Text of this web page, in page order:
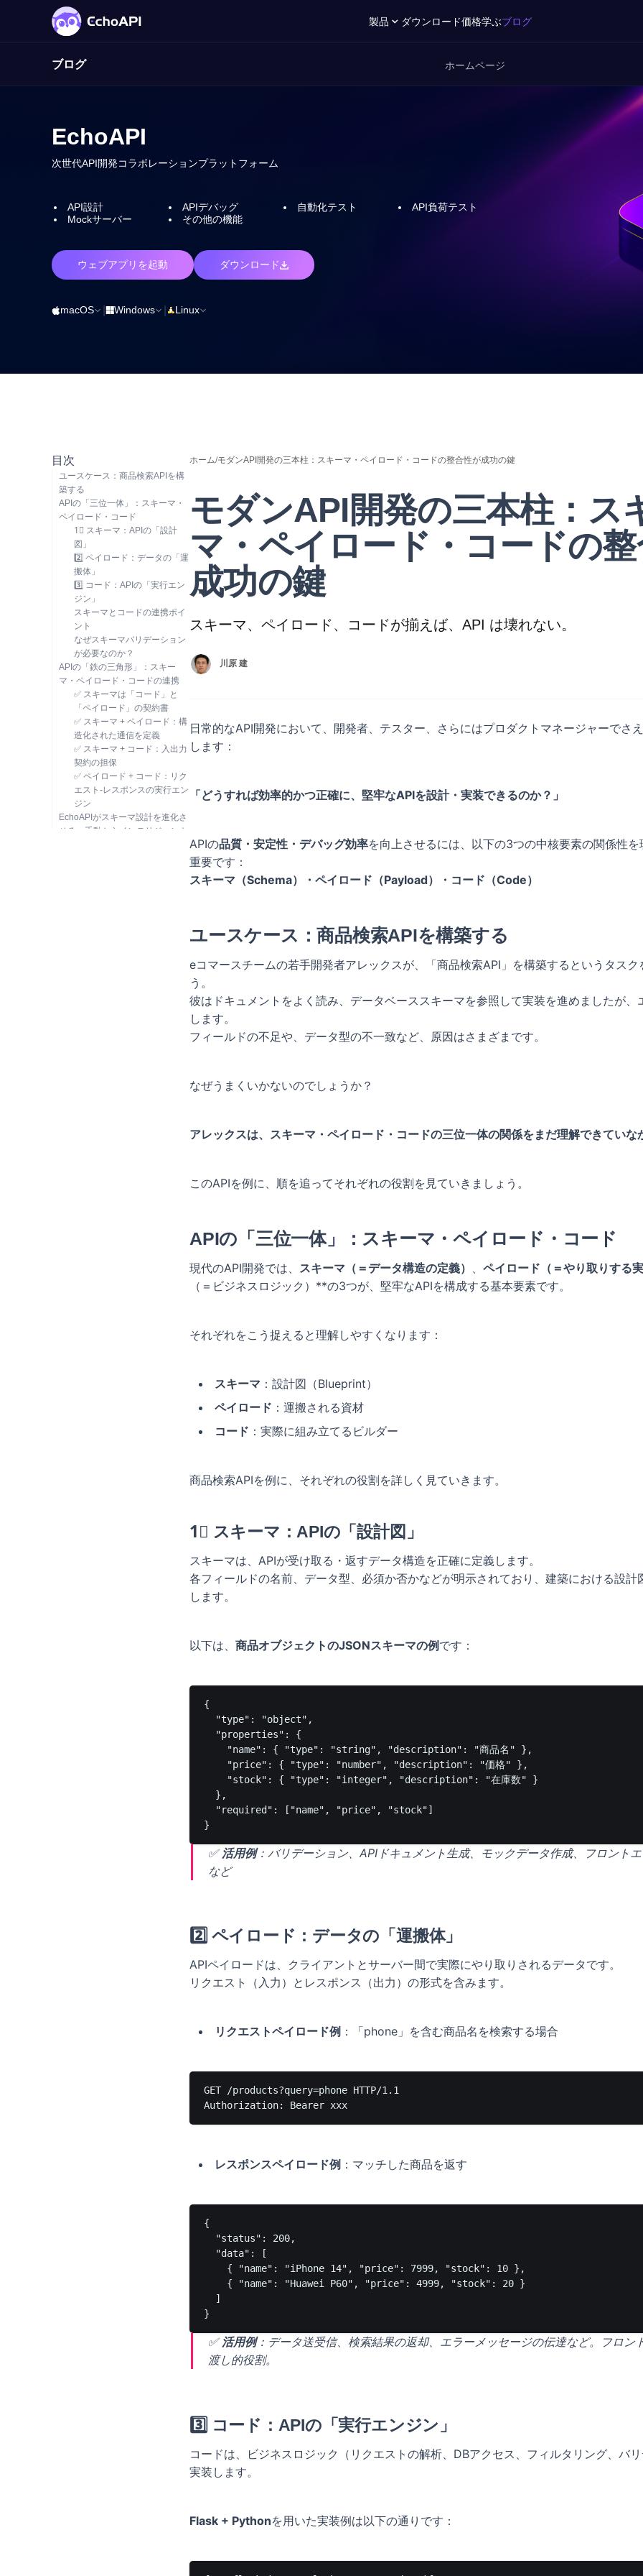
製品 ダウンロード価格学ぶブログ
ブログ ホームページ
EchoAPI
次世代API開発コラボレーションプラットフォーム
API設計 APIデバッグ 自動化テスト
API負荷テスト
Mockサーバー
その他の機能
ウェブアプリを起動 ダウンロード
macOS Windows Linux
目次
ユースケース：商品検索APIを構
築する
APIの「三位一体」：スキーマ・
ペイロード・コード
1⃣️ スキーマ：APIの「設計
図」
2️⃣ ペイロード：データの「運
搬体」
3️⃣ コード：APIの「実行エン
ジン」
スキーマとコードの連携ポイ
ント
なぜスキーマバリデーション
が必要なのか？
APIの「鉄の三角形」：スキー
マ・ペイロード・コードの連携
✅ スキーマは「コード」と
「ペイロード」の契約書
✅ スキーマ + ペイロード：構
造化された通信を定義
✅ スキーマ + コード：入出力
契約の担保
✅ ペイロード + コード：リク
エスト-レスポンスの実行エン
ジン
EchoAPIがスキーマ設計を進化さ
せる：手動からインテリジェント
ホーム/モダンAPI開発の三本柱：スキーマ・ペイロード・コードの整合性が成功の鍵
モダンAPI開発の三本柱：ス
マ・ペイロード・コードの
成功の鍵
スキーマ、ペイロード、コードが揃えば、API は壊れない。
川原 建
日常的なAPI開発において、開発者、テスター、さらにはプロダクトマネージャーでさ
します：
「どうすれば効率的かつ正確に、堅牢なAPIを設計・実装できるのか？」
APIの品質・安定性・デバッグ効率を向上させるには、以下の3つの中核要素の関係性
重要です：
スキーマ（Schema）・ペイロード（Payload）・コード（Code）
ユースケース：商品検索APIを構築する
eコマースチームの若手開発者アレックスが、「商品検索API」を構築するというタスク
う。
彼はドキュメントをよく読み、データベーススキーマを参照して実装を進めましたが、
します。
フィールドの不足や、データ型の不一致など、原因はさまざまです。
なぜうまくいかないのでしょうか？
アレックスは、スキーマ・ペイロード・コードの三位一体の関係をまだ理解できていな
このAPIを例に、順を追ってそれぞれの役割を見ていきましょう。
APIの「三位一体」：スキーマ・ペイロード・コード
現代のAPI開発では、 スキーマ（＝データ構造の定義） ペイロード（＝やり取りする実
（＝ビジネスロジック）**の3つが、堅牢なAPIを構成する基本要素です。
それぞれをこう捉えると理解しやすくなります：
スキーマ ：設計図（Blueprint）
ペイロード ：運搬される資材
コード ：実際に組み立てるビルダー
商品検索APIを例に、それぞれの役割を詳しく見ていきます。
1⃣️ スキーマ：APIの「設計図」
スキーマは、APIが受け取る・返すデータ構造を正確に定義します。
各フィールドの名前、データ型、必須か否かなどが明示されており、建築における設計
します。
以下は、 商品オブジェクトのJSONスキーマの例です：
{
  "type": "object",
  "properties": {
    "name": { "type": "string", "description": "商品名" },
    "price": { "type": "number", "description": "価格" },
    "stock": { "type": "integer", "description": "在庫数" }
  },
  "required": ["name", "price", "stock"]
✅ 活用例：バリデーション、APIドキュメント生成、モックデータ作成、フロント
など
2️⃣ ペイロード：データの「運搬体」
APIペイロードは、クライアントとサーバー間で実際にやり取りされるデータです。
リクエスト（入力）とレスポンス（出力）の形式を含みます。
リクエストペイロード例 ：「phone」を含む商品名を検索する場合
GET /products?query=phone HTTP/1.1
レスポンスペイロード例 ：マッチした商品を返す
{
  "status": 200,
  "data": [
    { "name": "iPhone 14", "price": 7999, "stock": 10 },
    { "name": "Huawei P60", "price": 4999, "stock": 20 }
  ]
✅ 活用例：データ送受信、検索結果の返却、エラーメッセージの伝達など。フロン
渡し的役割。
3️⃣ コード：APIの「実行エンジン」
コードは、ビジネスロジック（リクエストの解析、DBアクセス、フィルタリング、バ
実装します。
Flask + Pythonを用いた実装例は以下の通りです：